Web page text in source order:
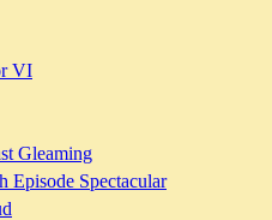
VI
Gleaming
Episode Spectacular